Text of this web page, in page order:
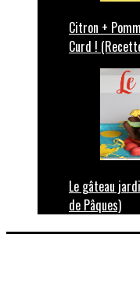
Citron +
Curd !
Le gâteau
de Pâques)